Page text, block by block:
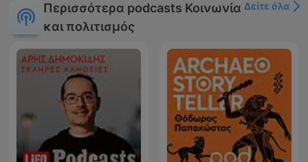
Περισσότερα podcasts Κοινωνία
και πολιτισμός
Δείτε όλα